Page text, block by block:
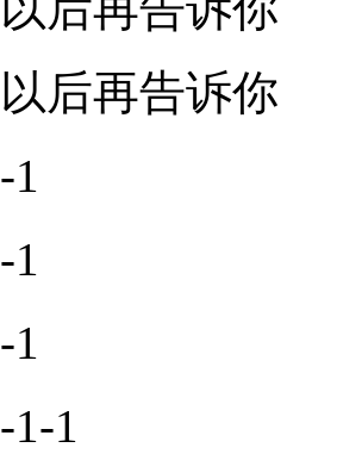
以后再告诉你
-1
-1
-1
-1-1